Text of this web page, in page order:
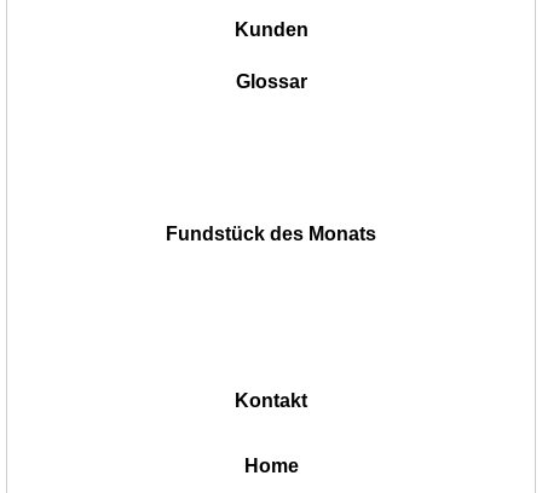
Kunden
Glossar
Fundstück des Monats
Kontakt
Home